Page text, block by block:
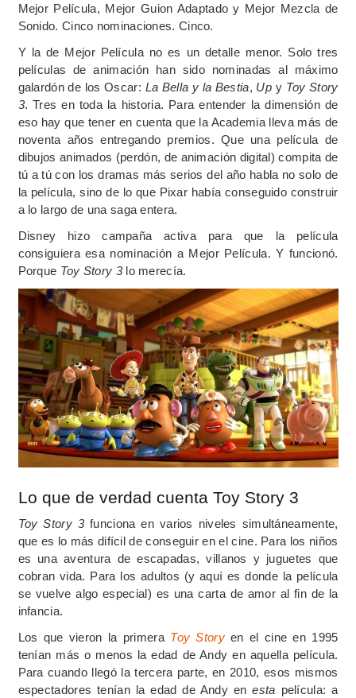
Mejor Película, Mejor Guion Adaptado y Mejor Mezcla de
Sonido. Cinco nominaciones. Cinco.
Y la de Mejor Película no es un detalle menor. Solo tres
películas de animación han sido nominadas al máximo
galardón de los Oscar: La Bella y la Bestia, Up y Toy Story
3. Tres en toda la historia. Para entender la dimensión de
eso hay que tener en cuenta que la Academia lleva más de
noventa años entregando premios. Que una película de
dibujos animados (perdón, de animación digital) compita de
tú a tú con los dramas más serios del año habla no solo de
la película, sino de lo que Pixar había conseguido construir
a lo largo de una saga entera.
Disney hizo campaña activa para que la película
consiguiera esa nominación a Mejor Película. Y funcionó.
Porque Toy Story 3lo merecía.
Lo que de verdad cuenta Toy Story 3
Toy Story 3funciona en varios niveles simultáneamente,
que es lo más difícil de conseguir en el cine. Para los niños
es una aventura de escapadas, villanos y juguetes que
cobran vida. Para los adultos (y aquí es donde la película
se vuelve algo especial) es una carta de amor al fin de la
infancia.
Los que vieron la primera Toy Storyen el cine en 1995
tenían más o menos la edad de Andy en aquella película.
Para cuando llegó la tercera parte, en 2010, esos mismos
espectadores tenían la edad de Andy enesta película: a